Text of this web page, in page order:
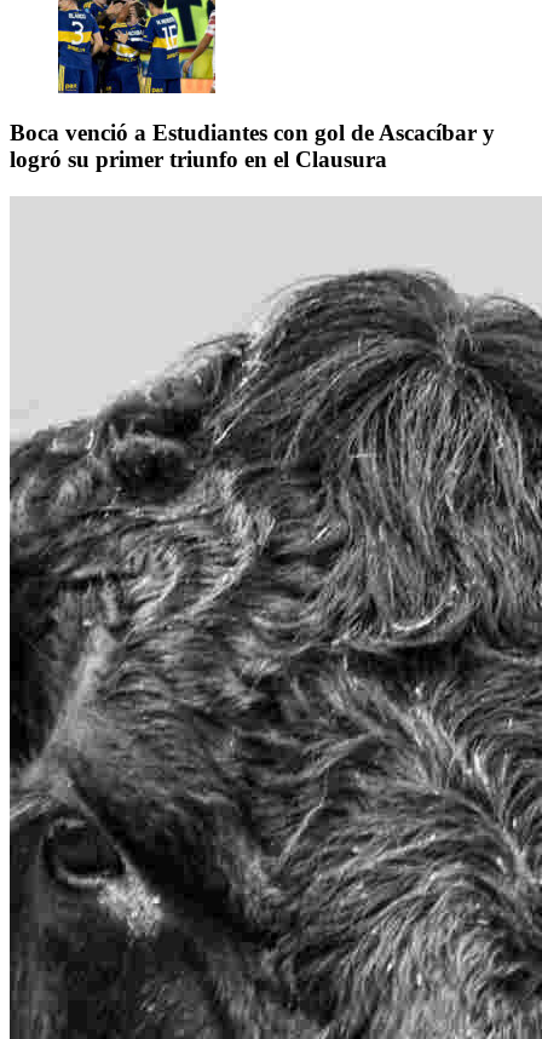
Boca venció a Estudiantes con gol de Ascacíbar y
logró su primer triunfo en el Clausura